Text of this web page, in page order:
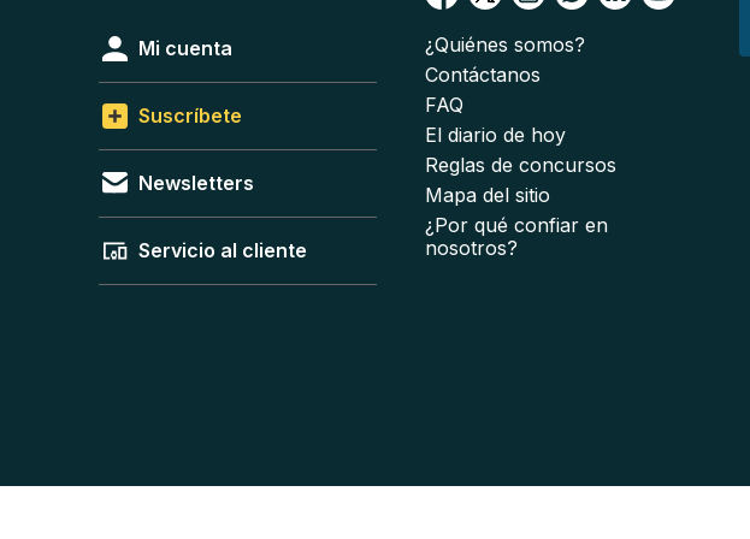
Mi cuenta
Suscríbete
Newsletters
Servicio al cliente
¿Quiénes somos?
Contáctanos
FAQ
El diario de hoy
Reglas de concursos
Mapa del sitio
¿Por qué confiar en
nosotros?